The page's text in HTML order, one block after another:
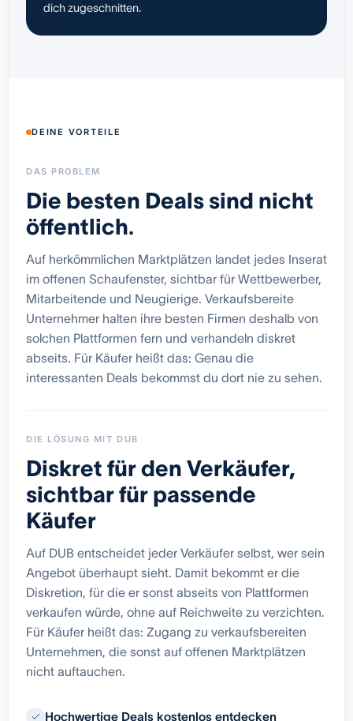
dich zugeschnitten.
DEINE VORTEILE
DAS PROBLEM
Die besten Deals sind nicht
öffentlich.
Auf herkömmlichen Marktplätzen landet jedes Inserat
im offenen Schaufenster, sichtbar für Wettbewerber,
Mitarbeitende und Neugierige. Verkaufsbereite
Unternehmer halten ihre besten Firmen deshalb von
solchen Plattformen fern und verhandeln diskret
abseits. Für Käufer heißt das: Genau die
interessanten Deals bekommst du dort nie zu sehen.
DIE LÖSUNG MIT DUB
Diskret für den Verkäufer,
sichtbar für passende
Käufer
Auf DUB entscheidet jeder Verkäufer selbst, wer sein
Angebot überhaupt sieht. Damit bekommt er die
Diskretion, für die er sonst abseits von Plattformen
verkaufen würde, ohne auf Reichweite zu verzichten.
Für Käufer heißt das: Zugang zu verkaufsbereiten
Unternehmen, die sonst auf offenen Marktplätzen
nicht auftauchen.
Hochwertige Deals kostenlos entdecken